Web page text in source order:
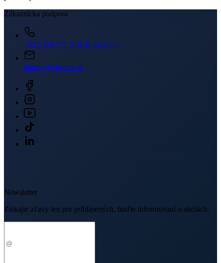
Zákaznícka podpora
+421 418 777 310
dotazy@cityzen.sk
Newsletter
Získajte zľavy len pre prihlásených, buďte informovaní o akciách.
Váš e-mail